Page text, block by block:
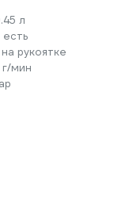
л
есть
на рукоятке
мин